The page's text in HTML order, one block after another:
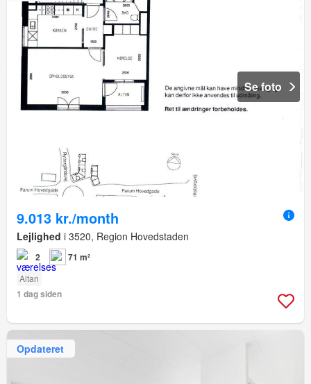
Se foto
9.013 kr./month
Lejlighed i 3520, Region Hovedstaden
2 71 m²
Altan
1 dag siden
Opdateret